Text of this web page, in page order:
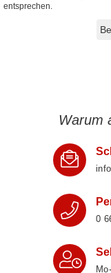
entsprechen.
Warum
0